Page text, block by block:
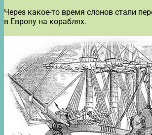
Через какое-то время слонов стали
в Европу на кораблях.